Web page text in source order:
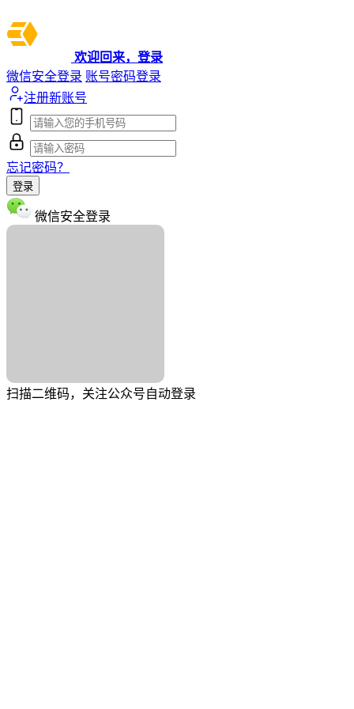
欢迎回来，登录
微信安全登录 账号密码登录
注册新账号
忘记密码？
登录
微信安全登录
扫描二维码，关注公众号自动登录